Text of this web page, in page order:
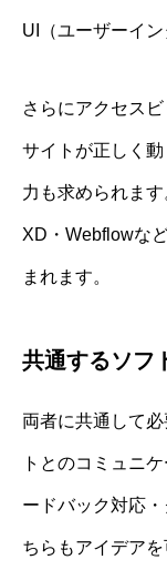
UI（ユーザーイ
さらにアクセス
サイトが正しく
力も求められま
XD・Webflowな
まれます。
共通するソフ
両者に共通して
トとのコミュニ
ードバック対応
ちらもアイデア